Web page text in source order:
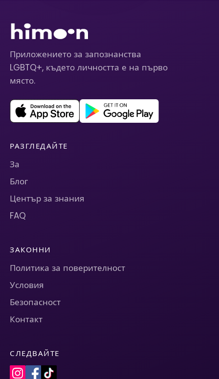
Приложението за запознанства
LGBTQ+, където личността е на първо
място.
РАЗГЛЕДАЙТЕ
За
Блог
Център за знания
FAQ
ЗАКОННИ
Политика за поверителност
Условия
Безопасност
Контакт
СЛЕДВАЙТЕ